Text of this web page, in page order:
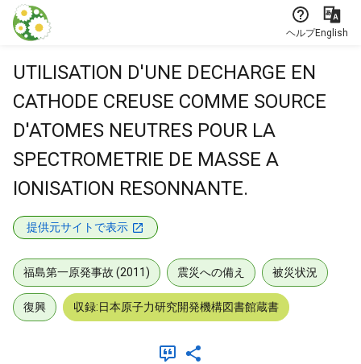
本文に飛ぶ
ヘルプEnglish
UTILISATION D'UNE DECHARGE EN
CATHODE CREUSE COMME SOURCE
D'ATOMES NEUTRES POUR LA
SPECTROMETRIE DE MASSE A
IONISATION RESONNANTE.
提供元サイトで表示
福島第一原発事故 (2011) 震災への備え 被災状況
復興 収録:日本原子力研究開発機構図書館蔵書